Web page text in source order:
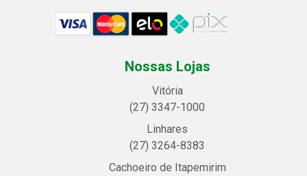
Nossas Lojas
Vitória
(27) 3347-1000
Linhares
(27) 3264-8383
Cachoeiro de Itapemirim